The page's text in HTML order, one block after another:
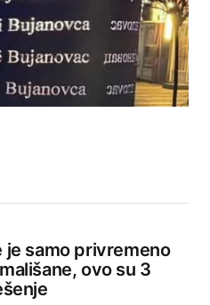
samo privremeno
ovo su 3